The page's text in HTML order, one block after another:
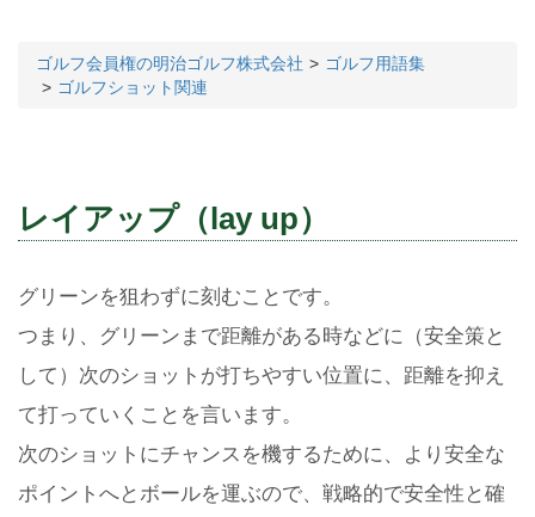
ゴルフ会員権の明治ゴルフ株式会社
ゴルフ用語集
ゴルフショット関連
レイアップ（lay up）
グリーンを狙わずに刻むことです。
つまり、グリーンまで距離がある時などに（安全策と
して）次のショットが打ちやすい位置に、距離を抑え
て打っていくことを言います。
次のショットにチャンスを機するために、より安全な
ポイントへとボールを運ぶので、戦略的で安全性と確